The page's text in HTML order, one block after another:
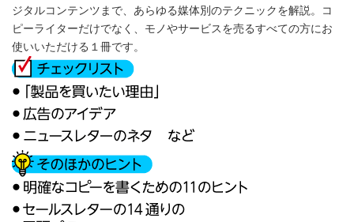
ジタルコンテンツまで、あらゆる媒体別のテクニックを解説。コ
ピーライターだけでなく、モノやサービスを売るすべての方にお
使いいただける１冊です。